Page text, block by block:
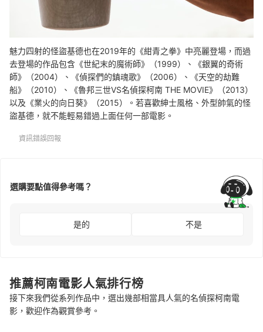
魅力四射的怪盜基德也在2019年的《紺青之拳》中亮麗登場，而過
去登場的作品包含《世紀末的魔術師》（1999）、《銀翼的奇術
師》（2004）、《偵探們的鎮魂歌》（2006）、《天空的劫難
船》（2010）、《魯邦三世VS名偵探柯南 THE MOVIE》（2013）
以及《業火的向日葵》（2015）。若喜歡紳士風格、外型帥氣的怪
盜基德，就不能輕易錯過上面任何一部電影。
資訊錯誤回報
選購要點值得參考嗎？
是的 不是
推薦柯南電影人氣排行榜
接下來我們從系列作品中，選出幾部相當具人氣的名偵探柯南電
影，歡迎作為觀賞參考。